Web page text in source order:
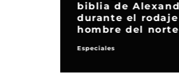
TNT estrenará
episodios de
de enero
Series de TV